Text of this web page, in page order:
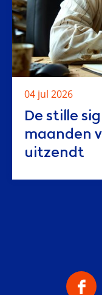
04 jul 2026
De stille
maanden
uitzendt
Onze